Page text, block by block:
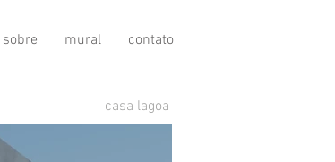
sobre mural contato
casa lagoa